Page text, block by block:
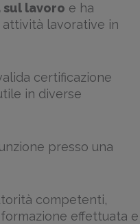
sul lavoro e ha
lavorative in
certificazione
in diverse
presso una
competenti,
effettuata e